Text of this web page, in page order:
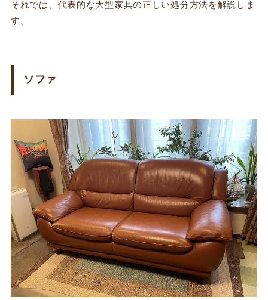
それでは、代表的な大型家具の正しい処分方法を解説しま
す。
ソファ